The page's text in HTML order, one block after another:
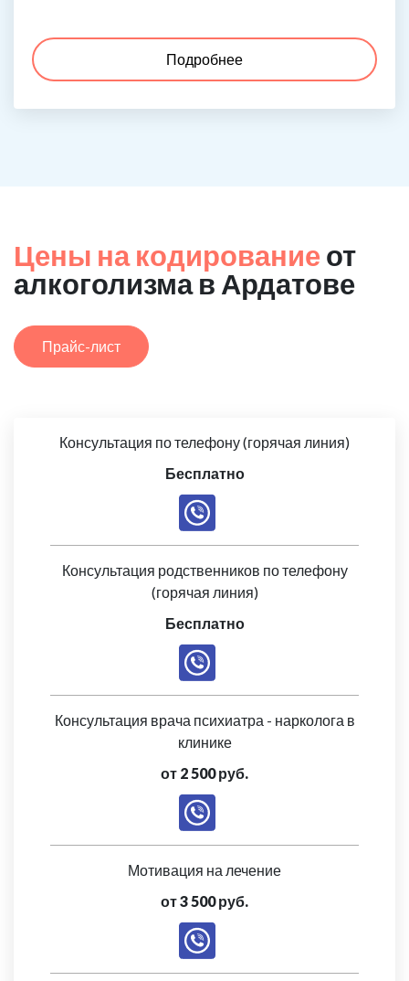
Подробнее
Цены на кодирование от
алкоголизма в Ардатове
Прайс-лист
Консультация по телефону (горячая линия)
Бесплатно
Консультация родственников по телефону
(горячая линия)
Бесплатно
Консультация врача психиатра - нарколога в
клинике
от 2 500 руб.
Мотивация на лечение
от 3 500 руб.